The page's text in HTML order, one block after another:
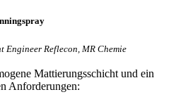
Engineer Reflecon, MR Chemie
Mattierungsschicht und ein
Anforderungen: